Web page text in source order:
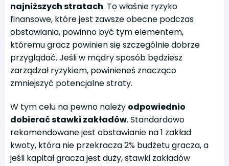
najniższych stratach. To właśnie ryzyko
finansowe, które jest zawsze obecne podczas
obstawiania, powinno być tym elementem,
któremu gracz powinien się szczególnie dobrze
przyglądać. Jeśli w mądry sposób będziesz
zarządzał ryzykiem, powinieneś znacząco
zmniejszyć potencjalne straty.
W tym celu na pewno należy odpowiednio
dobierać stawki zakładów. Standardowo
rekomendowane jest obstawianie na 1 zakład
kwoty, która nie przekracza 2% budżetu gracza, a
jeśli kapitał gracza jest duży, stawki zakładów